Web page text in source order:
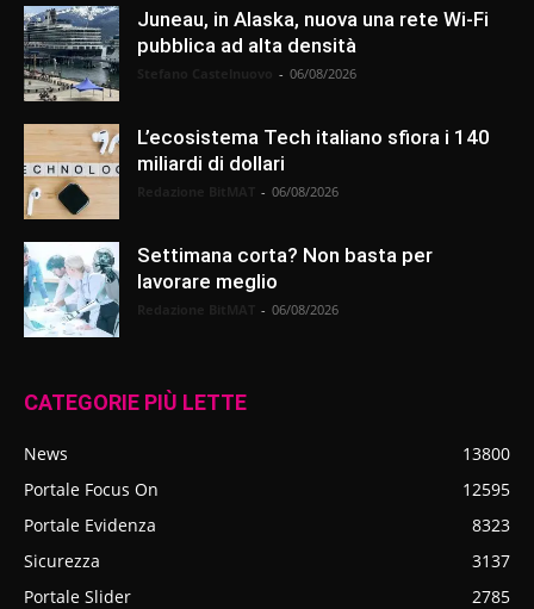
Juneau, in Alaska, nuova una rete Wi-Fi
pubblica ad alta densità
- 06/08/2026
L’ecosistema Tech italiano sfiora i 140
miliardi di dollari
- 06/08/2026
Settimana corta? Non basta per
lavorare meglio
- 06/08/2026
CATEGORIE PIÙ LETTE
News
13800
Portale Focus On
12595
Portale Evidenza
8323
Sicurezza
3137
Portale Slider
2785